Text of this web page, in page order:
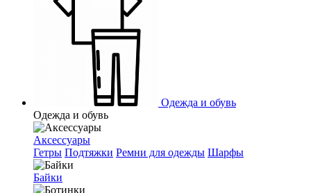
Одежда и обувь
Одежда и обувь
Аксессуары
Гетры Подтяжки Ремни для одежды Шарфы
Байки